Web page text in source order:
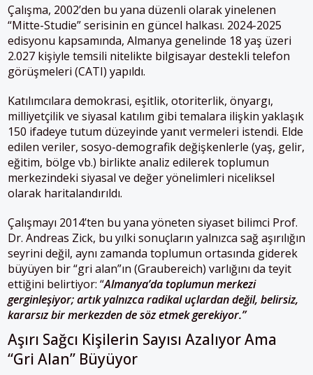
Çalışma, 2002’den bu yana düzenli olarak yinelenen
“Mitte-Studie” serisinin en güncel halkası. 2024-2025
edisyonu kapsamında, Almanya genelinde 18 yaş üzeri
2.027 kişiyle temsili nitelikte bilgisayar destekli telefon
görüşmeleri (CATI) yapıldı.
Katılımcılara demokrasi, eşitlik, otoriterlik, önyargı,
milliyetçilik ve siyasal katılım gibi temalara ilişkin yaklaşık
150 ifadeye tutum düzeyinde yanıt vermeleri istendi. Elde
edilen veriler, sosyo-demografik değişkenlerle (yaş, gelir,
eğitim, bölge vb.) birlikte analiz edilerek toplumun
merkezindeki siyasal ve değer yönelimleri niceliksel
olarak haritalandırıldı.
Çalışmayı 2014’ten bu yana yöneten siyaset bilimci Prof.
Dr. Andreas Zick, bu yılki sonuçların yalnızca sağ aşırılığın
seyrini değil, aynı zamanda toplumun ortasında giderek
büyüyen bir “gri alan”ın (Graubereich) varlığını da teyit
ettiğini belirtiyor: “Almanya’da toplumun merkezi
gerginleşiyor; artık yalnızca radikal uçlardan değil, belirsiz,
kararsız bir merkezden de söz etmek gerekiyor.”
Aşırı Sağcı Kişilerin Sayısı Azalıyor Ama
“Gri Alan” Büyüyor